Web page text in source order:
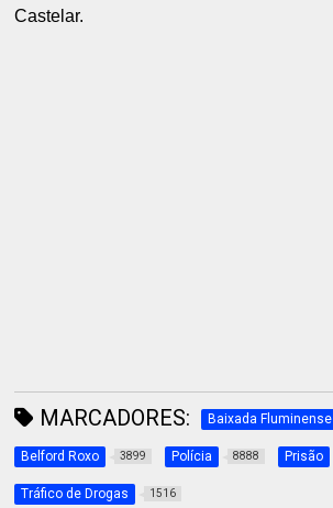
Castelar.
MARCADORES: Baixada Fluminense
Belford Roxo 3899 Polícia 8888 Prisão
Tráfico de Drogas 1516